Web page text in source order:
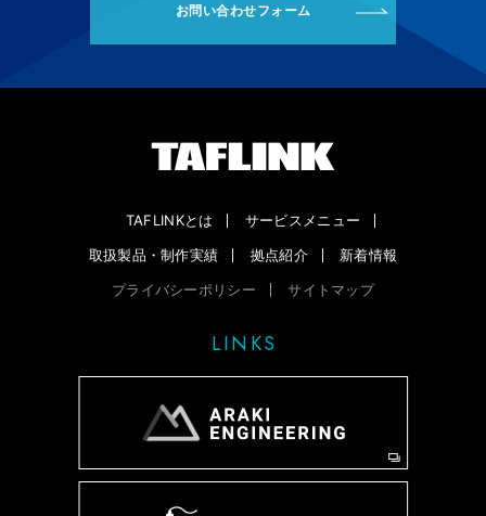
お問い合わせフォーム
TAFLINKとは
サービスメニュー
取扱製品・制作実績
拠点紹介
新着情報
プライバシーポリシー
サイトマップ
LINKS